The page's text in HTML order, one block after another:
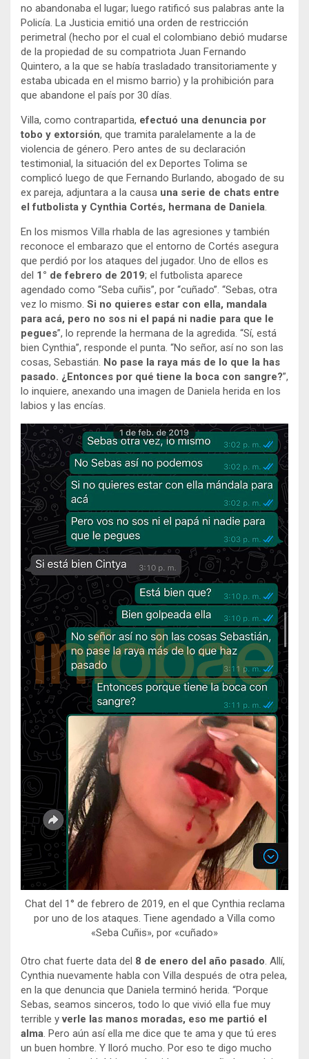
no abandonaba el lugar; luego ratificó sus palabras ante la
Policía. La Justicia emitió una orden de restricción
perimetral (hecho por el cual el colombiano debió mudarse
de la propiedad de su compatriota Juan Fernando
Quintero, a la que se había trasladado transitoriamente y
estaba ubicada en el mismo barrio) y la prohibición para
que abandone el país por 30 días.
Villa, como contrapartida, efectuó una denuncia por
tobo y extorsión, que tramita paralelamente a la de
violencia de género. Pero antes de su declaración
testimonial, la situación del ex Deportes Tolima se
complicó luego de que Fernando Burlando, abogado de su
ex pareja, adjuntara a la causa una serie de chats entre
el futbolista y Cynthia Cortés, hermana de Daniela.
En los mismos Villa rhabla de las agresiones y también
reconoce el embarazo que el entorno de Cortés asegura
que perdió por los ataques del jugador. Uno de ellos es
del 1° de febrero de 2019; el futbolista aparece
agendado como “Seba cuñis”, por “cuñado”. “Sebas, otra
vez lo mismo. Si no quieres estar con ella, mandala
para acá, pero no sos ni el papá ni nadie para que le
pegues”, lo reprende la hermana de la agredida. “Sí, está
bien Cynthia”, responde el punta. “No señor, así no son las
cosas, Sebastián. No pase la raya más de lo que la has
pasado. ¿Entonces por qué tiene la boca con sangre?”,
lo inquiere, anexando una imagen de Daniela herida en los
labios y las encías.
Chat del 1° de febrero de 2019, en el que Cynthia reclama
por uno de los ataques. Tiene agendado a Villa como
«Seba Cuñis», por «cuñado»
Otro chat fuerte data del 8 de enero del año pasado . Allí,
Cynthia nuevamente habla con Villa después de otra pelea,
en la que denuncia que Daniela terminó herida. “Porque
Sebas, seamos sinceros, todo lo que vivió ella fue muy
terrible yverle las manos moradas, eso me partió el
alma . Pero aún así ella me dice que te ama y que tú eres
un buen hombre. Y lloró mucho. Por eso te digo mucho